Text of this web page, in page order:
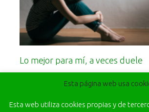
Lo mejor para mí, a veces duele
Esta página web usa
Esta web utiliza cookies propias y de